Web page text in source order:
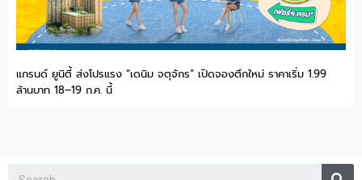
แกรนด์ ยูนิตี้ ส่งโปรแรง “เดนิม จตุจักร” เปิดจองตึกใหม่ ราคาเริ่ม 1.99
ล้านบาท 18–19 ก.ค. นี้